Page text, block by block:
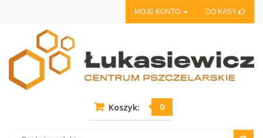
MOJE KONTO DO KASY
Koszyk: 0